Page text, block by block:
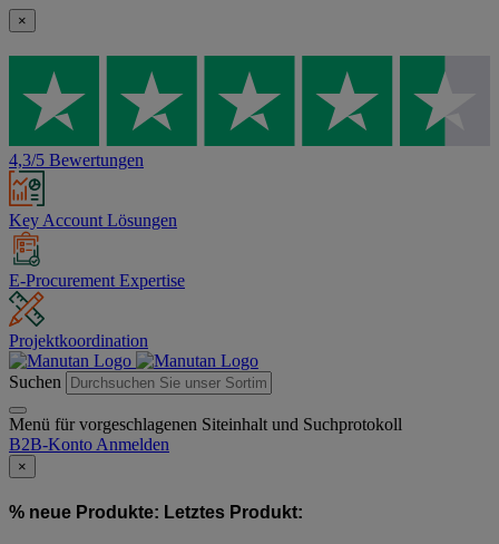
×
4,3/5 Bewertungen
Key Account Lösungen
E-Procurement Expertise
Projektkoordination
Suchen
Menü für vorgeschlagenen Siteinhalt und Suchprotokoll
B2B-Konto Anmelden
×
% neue Produkte: Letztes Produkt: